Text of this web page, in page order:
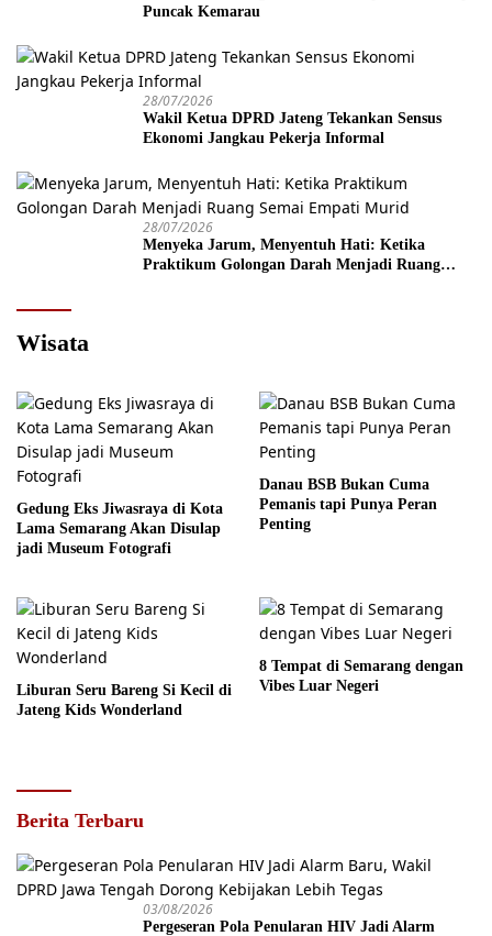
Puncak Kemarau
28/07/2026
Wakil Ketua DPRD Jateng Tekankan Sensus
Ekonomi Jangkau Pekerja Informal
28/07/2026
Menyeka Jarum, Menyentuh Hati: Ketika
Praktikum Golongan Darah Menjadi Ruang
Wisata
Gedung Eks Jiwasraya di Kota
Lama Semarang Akan Disulap
jadi Museum Fotografi
Danau BSB Bukan Cuma
Pemanis tapi Punya Peran
Penting
Liburan Seru Bareng Si Kecil di
Jateng Kids Wonderland
8 Tempat di Semarang dengan
Vibes Luar Negeri
Berita Terbaru
03/08/2026
Pergeseran Pola Penularan HIV Jadi Alarm